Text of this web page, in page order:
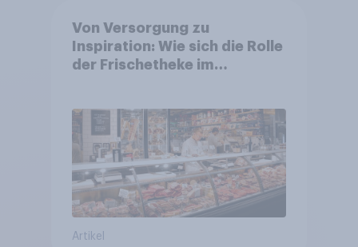
Von Versorgung zu
Inspiration: Wie sich die Rolle
der Frischetheke im
Artikel